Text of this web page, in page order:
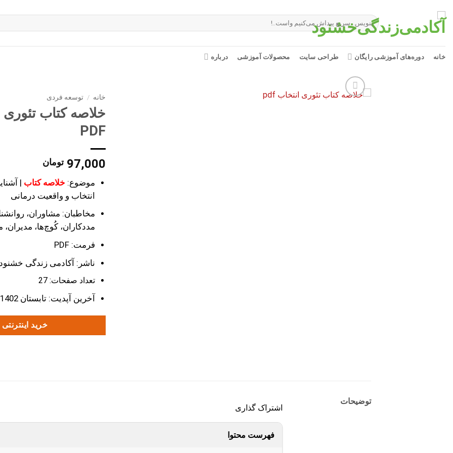
to
content
جستجو
برای:
خانه دوره‌های آموزشی رایگان طراحی سایت محصولات آموزشی درباره
خانه / توسعه فردی
خلاصه کتاب تئوری
PDF
97,000 تومان
موضوع: خلاصه کتاب |
انتخاب و واقعیت درمانی
مخاطبان: مشاوران،
مددکاران، کُوچ‌ها، مدیران،
فرمت: PDF
ناشر: آکادمی زندگی خشنود
تعداد صفحات: 27
آخرین آپدیت: تابستان 1402
خرید اینترنتی
توضیحات
اشتراک گذاری
فهرست محتوا